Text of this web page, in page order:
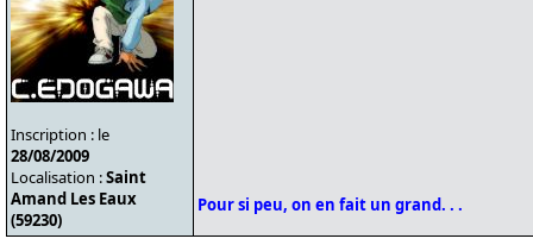
Inscription : le
28/08/2009
Localisation :Saint
Amand Les Eaux
(59230)
Pour si peu, on en fait un grand. . .